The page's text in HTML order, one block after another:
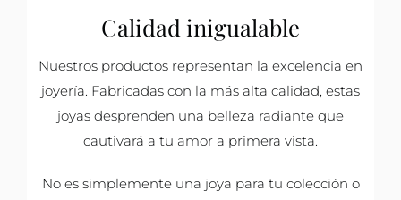
Calidad inigualable
Nuestros productos representan la excelencia en
joyería. Fabricadas con la más alta calidad, estas
joyas desprenden una belleza radiante que
cautivará a tu amor a primera vista.
No es simplemente una joya para tu colección o